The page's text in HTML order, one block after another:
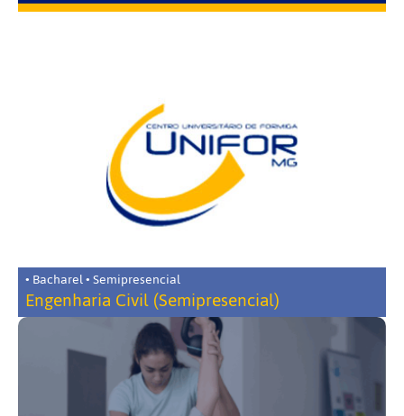
• Bacharel • Semipresencial
Engenharia Civil (Semipresencial)